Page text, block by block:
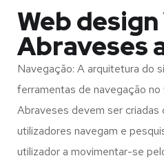
Web
Abraveses
Navegação: A arquitetura do
ferramentas de navegação no
Abraveses devem ser criadas
utilizadores navegam e
utilizador a movimentar-se